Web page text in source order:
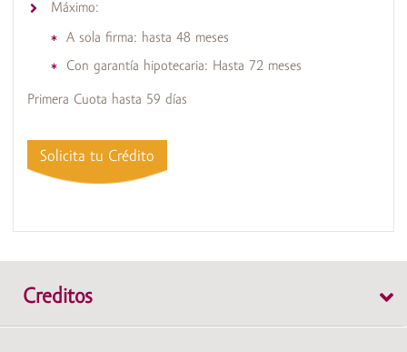
Máximo:
A sola firma: hasta 48 meses
Con garantía hipotecaria: Hasta 72 meses
Primera Cuota hasta 59 días
Solicita tu Crédito
Creditos